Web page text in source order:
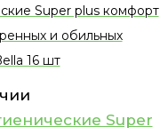
Super plus комфорт
и обильных
16 шт
Super